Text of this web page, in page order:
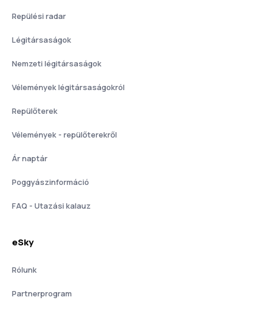
Repülési radar
Légitársaságok
Nemzeti légitársaságok
Vélemények légitársaságokról
Repülőterek
Vélemények - repülőterekről
Ár naptár
Poggyászinformáció
FAQ - Utazási kalauz
eSky
Rólunk
Partnerprogram